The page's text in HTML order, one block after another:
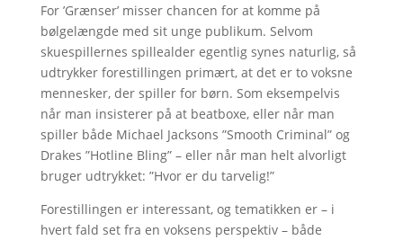
For ’Grænser’ misser chancen for at komme på
bølgelængde med sit unge publikum. Selvom
skuespillernes spillealder egentlig synes naturlig, så
udtrykker forestillingen primært, at det er to voksne
mennesker, der spiller for børn. Som eksempelvis
når man insisterer på at beatboxe, eller når man
spiller både Michael Jacksons ”Smooth Criminal” og
Drakes ”Hotline Bling” – eller når man helt alvorligt
bruger udtrykket: ”Hvor er du tarvelig!”
Forestillingen er interessant, og tematikken er – i
hvert fald set fra en voksens perspektiv – både